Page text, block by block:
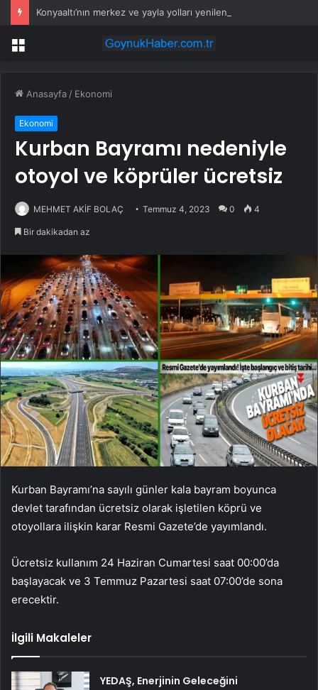
Konyaaltı’nın merkez ve yayla yolları yenilenecek
Menü
Anasayfa / Ekonomi
Ekonomi
Kurban Bayramı nedeniyle
otoyol ve köprüler ücretsiz
MEHMET AKİF BOLAÇ Temmuz 4, 2023 0 4
Bir dakikadan az
Kurban Bayramı’na sayılı günler kala bayram boyunca
devlet tarafından ücretsiz olarak işletilen köprü ve
otoyollara ilişkin karar Resmi Gazete’de yayımlandı.
Ücretsiz kullanım 24 Haziran Cumartesi saat 00:00’da
başlayacak ve 3 Temmuz Pazartesi saat 07:00’de sona
erecektir.
İlgili Makaleler
YEDAŞ, Enerjinin Geleceğini